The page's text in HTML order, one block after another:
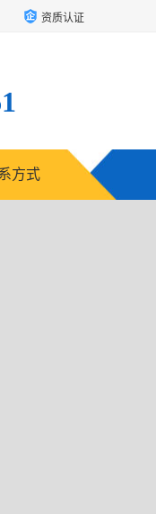
资质认证
方式